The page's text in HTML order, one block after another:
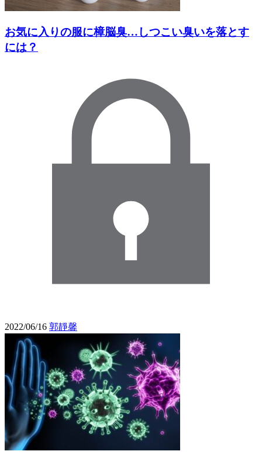
お気に入りの服に樟脳臭…しつこい臭いを落とす
には？
2022/06/16 郭靜馨